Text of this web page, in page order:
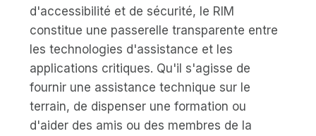
d'accessibilité et de sécurité, le RIM
constitue une passerelle transparente entre
les technologies d'assistance et les
applications critiques. Qu'il s'agisse de
fournir une assistance technique sur le
terrain, de dispenser une formation ou
d'aider des amis ou des membres de la